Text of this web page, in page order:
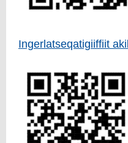
Ingerlatseqatigiiffiit